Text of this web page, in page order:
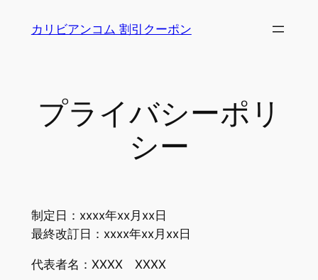
カリビアンコム 割引クーポン
プライバシーポリ
シー
制定日：xxxx年xx月xx日
最終改訂日：xxxx年xx月xx日
代表者名：XXXX XXXX